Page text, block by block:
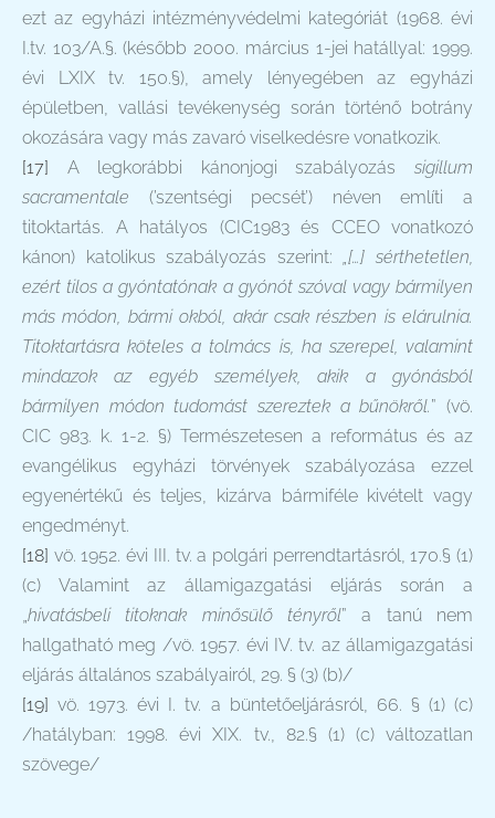
ezt az egyházi intézményvédelmi kategóriát (1968. évi
I.tv. 103/A.§. (később 2000. március 1-jei hatállyal: 1999.
évi LXIX tv. 150.§), amely lényegében az egyházi
épületben, vallási tevékenység során történő botrány
okozására vagy más zavaró viselkedésre vonatkozik.
[17] A legkorábbi kánonjogi szabályozás sigillum
sacramentale (’szentségi pecsét’) néven említi a
titoktartás. A hatályos (CIC1983 és CCEO vonatkozó
kánon) katolikus szabályozás szerint:
„[…] sérthetetlen,
ezért tilos a gyóntatónak a gyónót szóval vagy bármilyen
más módon, bármi okból, akár csak részben is elárulnia.
Titoktartásra köteles a tolmács is, ha szerepel, valamint
mindazok az egyéb személyek, akik a gyónásból
bármilyen módon tudomást szereztek a bűnökről.” (vö.
CIC 983. k. 1-2. §) Természetesen a református és az
evangélikus egyházi törvények szabályozása ezzel
egyenértékű és teljes, kizárva bármiféle kivételt vagy
engedményt.
[18] vö. 1952. évi III. tv. a polgári perrendtartásról, 170.§ (1)
(c) Valamint az államigazgatási eljárás során a
hivatásbeli titoknak minősülő tényről” a tanú nem
hallgatható meg /vö. 1957. évi IV. tv. az államigazgatási
eljárás általános szabályairól, 29. § (3) (b)/
[19] vö. 1973. évi I. tv. a büntetőeljárásról, 66. § (1) (c)
/hatályban: 1998. évi XIX. tv., 82.§ (1) (c) változatlan
szövege/